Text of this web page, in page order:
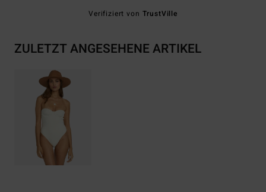
Verifiziert von TrustVille
ZULETZT ANGESEHENE ARTIKEL